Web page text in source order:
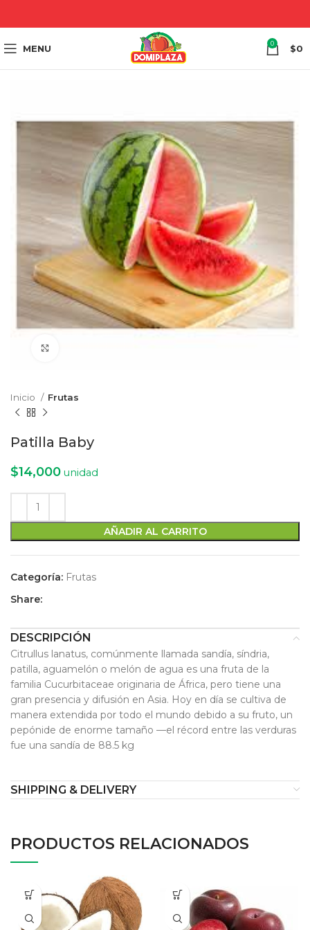
MENU 0 $0
Inicio Frutas
Patilla Baby
$14,000 unidad
AÑADIR AL CARRITO
Categoría: Frutas
Share:
DESCRIPCIÓN
Citrullus lanatus, comúnmente llamada sandía, síndria,
patilla, aguamelón o melón de agua es una fruta de la
familia Cucurbitaceae originaria de África, pero tiene una
gran presencia y difusión en Asia. Hoy en día se cultiva de
manera extendida por todo el mundo debido a su fruto, un
pepónide de enorme tamaño —el récord entre las verduras
fue una sandía de 88.5 kg
SHIPPING & DELIVERY
PRODUCTOS RELACIONADOS